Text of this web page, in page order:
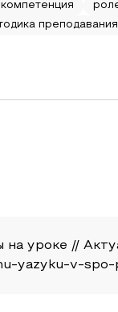
преподавания
уроке //
yazyku-v-